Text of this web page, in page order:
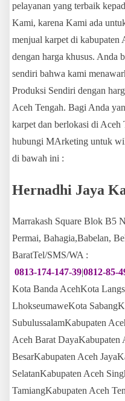
pelayanan yang terbaik
Kami, karena Kami ada
menjual karpet di kabupaten
dengan harga khusus. Anda
sendiri bahwa kami
Produksi Sendiri dengan
Aceh Tengah. Bagi Anda
karpet dan berlokasi di Aceh
hubungi MArketing untuk
di bawah ini :
Hernadhi Jaya
Marrakash Square Blok B5
Permai, Bahagia,Babelan,
BaratTel/SMS/WA :
0813-174-147-39|0812-85-
Kota Banda AcehKota
LhokseumaweKota
SubulussalamKabupaten
Aceh Barat DayaKabupaten
BesarKabupaten Aceh
SelatanKabupaten Aceh
TamiangKabupaten Aceh